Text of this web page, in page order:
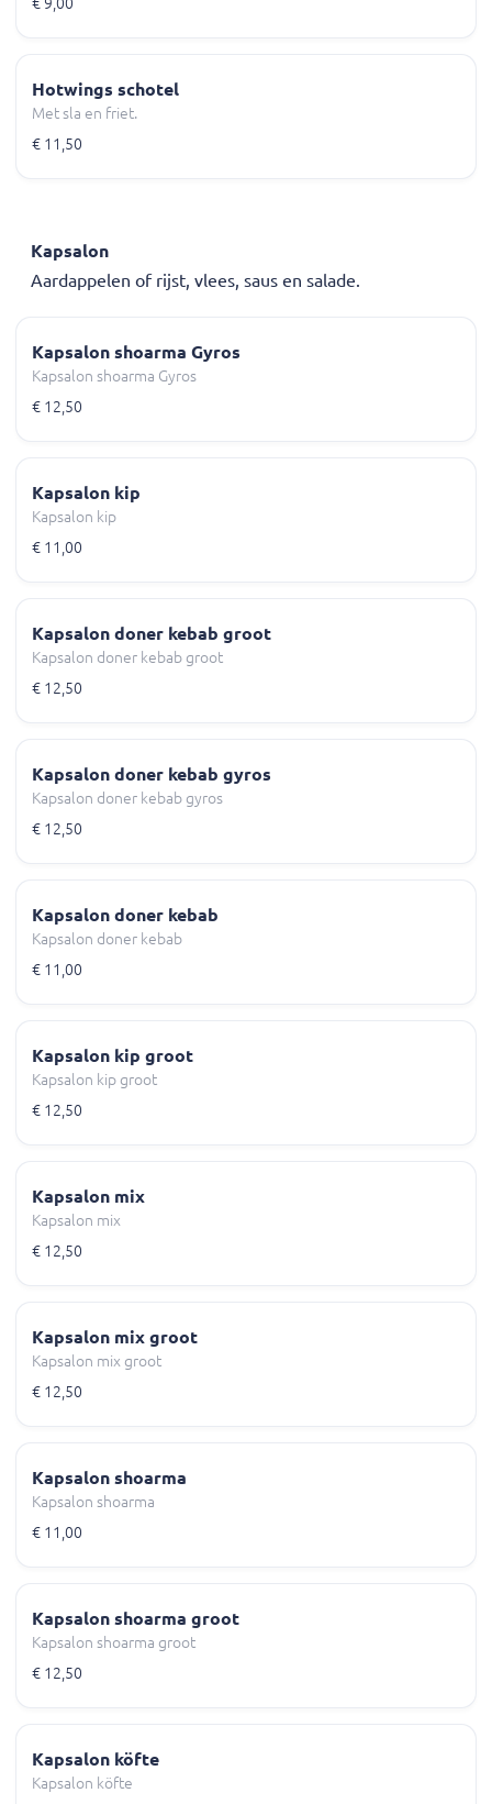
€ 9,00
Hotwings schotel
Met sla en friet.
€ 11,50
Kapsalon
Aardappelen of rijst, vlees, saus en salade.
Kapsalon shoarma Gyros
Kapsalon shoarma Gyros
€ 12,50
Kapsalon kip
Kapsalon kip
€ 11,00
Kapsalon doner kebab groot
Kapsalon doner kebab groot
€ 12,50
Kapsalon doner kebab gyros
Kapsalon doner kebab gyros
€ 12,50
Kapsalon doner kebab
Kapsalon doner kebab
€ 11,00
Kapsalon kip groot
Kapsalon kip groot
€ 12,50
Kapsalon mix
Kapsalon mix
€ 12,50
Kapsalon mix groot
Kapsalon mix groot
€ 12,50
Kapsalon shoarma
Kapsalon shoarma
€ 11,00
Kapsalon shoarma groot
Kapsalon shoarma groot
€ 12,50
Kapsalon köfte
Kapsalon köfte